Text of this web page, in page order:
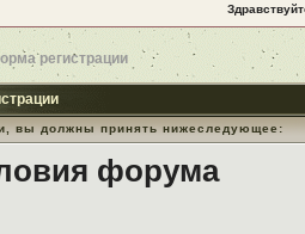
регистрации
вы должны принять нижеследующее:
форума